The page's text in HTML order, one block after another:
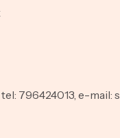
796424013, e-